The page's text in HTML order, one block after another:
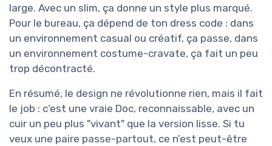
large. Avec un slim, ça donne un style plus marqué.
Pour le bureau, ça dépend de ton dress code : dans
un environnement casual ou créatif, ça passe, dans
un environnement costume-cravate, ça fait un peu
trop décontracté.
En résumé, le design ne révolutionne rien, mais il fait
le job : c’est une vraie Doc, reconnaissable, avec un
cuir un peu plus "vivant" que la version lisse. Si tu
veux une paire passe-partout, ce n’est peut-être